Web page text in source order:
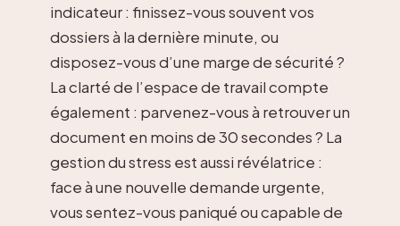
indicateur : finissez-vous souvent vos
dossiers à la dernière minute, ou
disposez-vous d’une marge de sécurité ?
La clarté de l’espace de travail compte
également : parvenez-vous à retrouver un
document en moins de 30 secondes ? La
gestion du stress est aussi révélatrice :
face à une nouvelle demande urgente,
vous sentez-vous paniqué ou capable de